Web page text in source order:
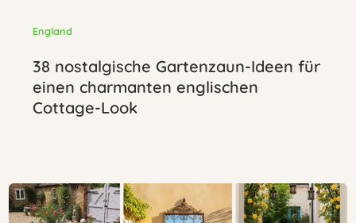
England
38 nostalgische Gartenzaun-Ideen für
einen charmanten englischen
Cottage-Look